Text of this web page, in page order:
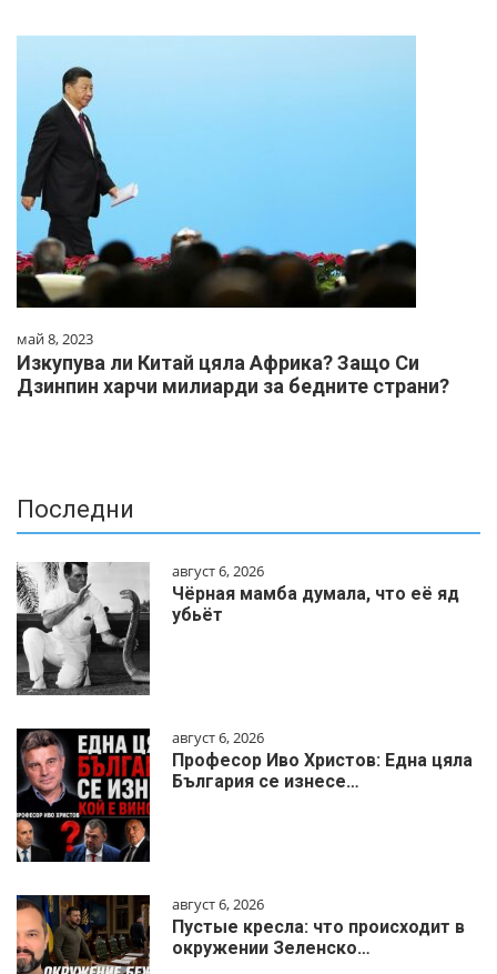
май 8, 2023
Изкупува ли Китай цяла Африка? Защо Си
Дзинпин харчи милиарди за бедните страни?
Последни
август 6, 2026
Чёрная мамба думала, что её яд
убьёт
август 6, 2026
Професор Иво Христов: Една цяла
България се изнесе…
август 6, 2026
Пустые кресла: что происходит в
окружении Зеленско…